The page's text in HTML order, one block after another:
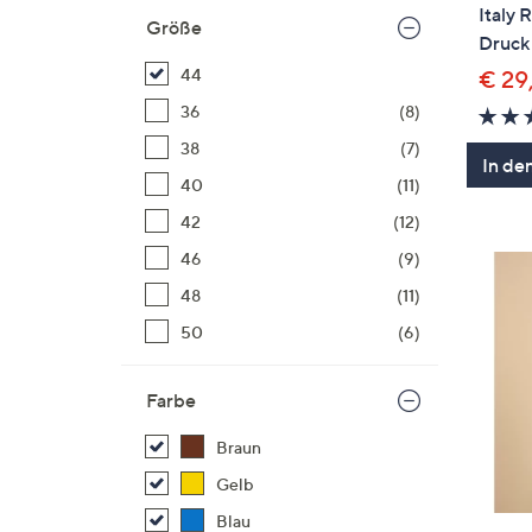
Größe
44
36
(8)
38
(7)
40
(11)
42
(12)
46
(9)
48
(11)
50
(6)
Farbe
Braun
Gelb
Blau
Italy
€
In